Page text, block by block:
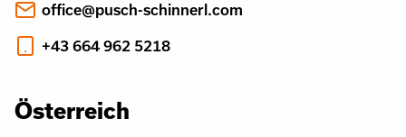
office@pusch-schinnerl.com
+43 664 962 5218
Österreich